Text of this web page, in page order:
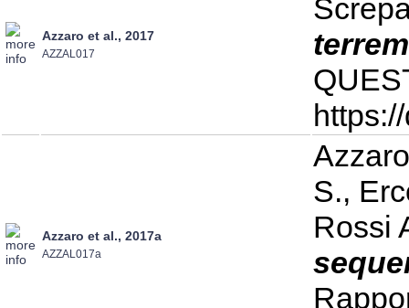
Azzaro et al., 2017
AZZAL017
Azzaro et al., 2017a
AZZAL017a
S.,
Rossi